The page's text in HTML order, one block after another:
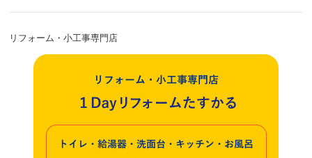
リフォーム・小工事専門店